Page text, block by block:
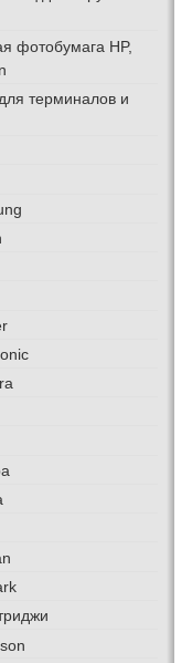
фотобумага HP,
терминалов и